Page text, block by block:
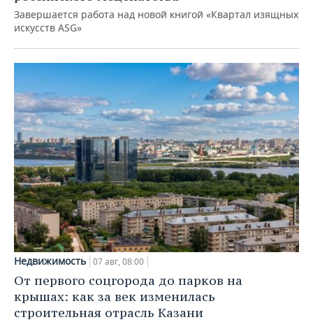
Завершается работа над новой книгой «Квартал изящных
искусств ASG»
Недвижимость 07 авг, 08:00
От первого соцгорода до парков на
крышах: как за век изменилась
строительная отрасль Казани